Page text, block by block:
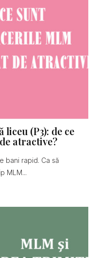
(P3): de ce
atractive?
bani rapid. Ca să
MLM...